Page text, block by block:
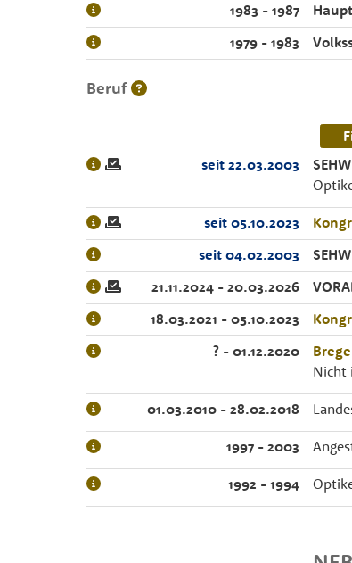
1983 - 1987
1979 - 1983
Beruf
seit 22.03.2003
seit 05.10.2023
seit 04.02.2003
21.11.2024 - 20.03.2026
18.03.2021 - 05.10.2023
? - 01.12.2020
Nicht
01.03.2010 - 28.02.2018
1997 - 2003
1992 - 1994